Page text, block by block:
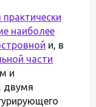
наиболее
и, в
части
и
двумя